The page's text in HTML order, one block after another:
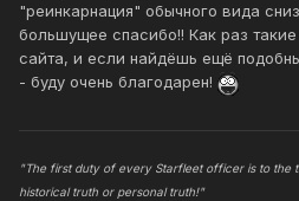
"реинкарнация" обычного вида
большущее спасибо!! Как раз
сайта, и если найдёшь ещё
- буду очень благодарен!
"The first duty of every Starfleet officer is to the
historical truth or personal truth!"